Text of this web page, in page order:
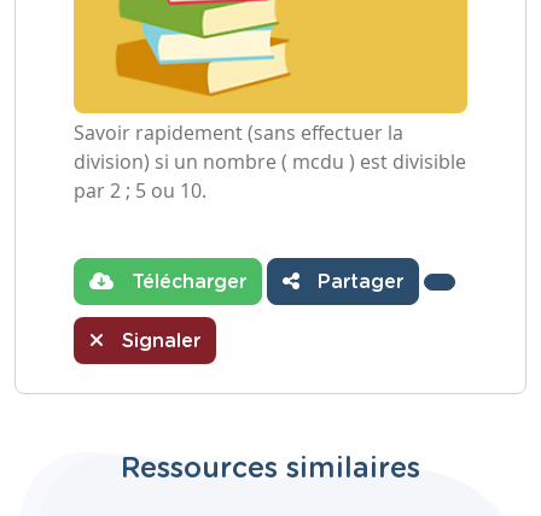
Savoir rapidement (sans effectuer la
division) si un nombre ( mcdu ) est divisible
par 2 ; 5 ou 10.
Télécharger Partager
Signaler
Ressources similaires